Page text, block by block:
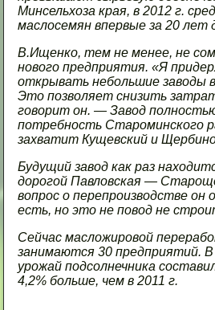
Минсельхоза края, в 2012 г.
маслосемян впервые за 20 лет
В.Ищенко, тем не менее, не
нового предприятия. «Я
открывать небольшие заводы
Это позволяет снизить
говорит он. — Завод
потребность Староминского
захватит Кущевский и
Будущий завод как раз
дорогой Павловская —
вопрос о перепроизводстве он
есть, но это не повод не
Сейчас масложировой
занимаются 30 предприятий.
урожай подсолнечника
4,2% больше, чем в 2011 г.